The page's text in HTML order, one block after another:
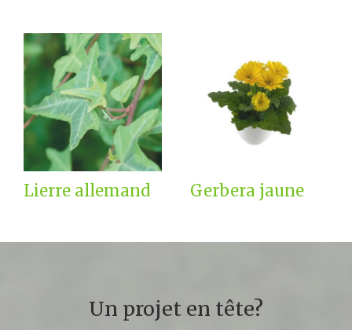
Lierre allemand Gerbera jaune
Un projet en tête?